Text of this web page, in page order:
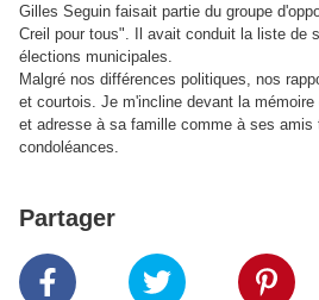
Gilles Seguin faisait partie du groupe
Creil pour tous". Il avait conduit la liste de
élections municipales.
Malgré nos différences politiques, nos
et courtois. Je m'incline devant la
et adresse à sa famille comme à ses amis
condoléances.
Partager